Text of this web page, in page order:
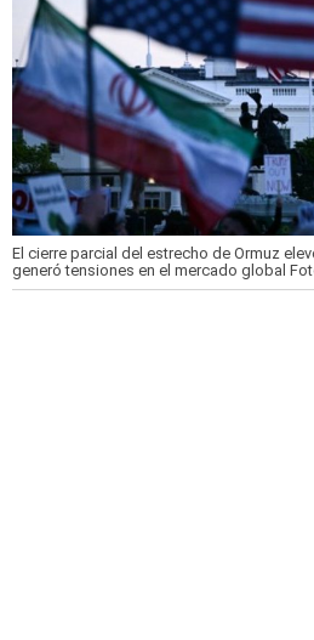
El cierre parcial del estrecho de Ormuz
generó tensiones en el mercado global